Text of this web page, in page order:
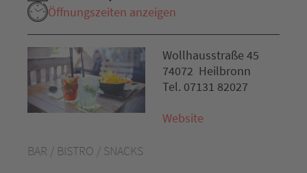
Öffnungszeiten anzeigen
BAR / BISTRO / SNACKS
Wollhausstraße 45
74072 Heilbronn
Tel. 07131 82027
Website